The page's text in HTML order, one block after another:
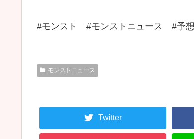
#モンスト #モンストニュース #予想
モンストニュース
Twitter